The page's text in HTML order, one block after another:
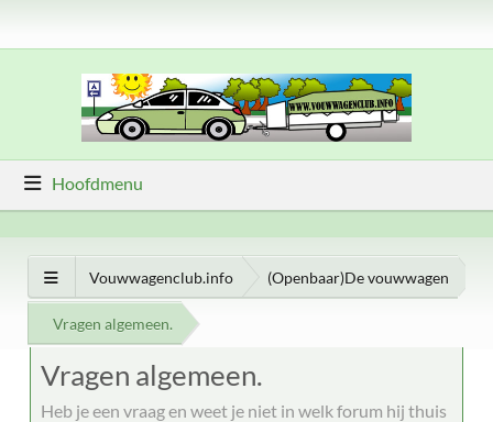
Hoofdmenu
Vouwwagenclub.info (Openbaar)De vouwwagen
Vragen algemeen.
Vragen algemeen.
Heb je een vraag en weet je niet in welk forum hij thuis